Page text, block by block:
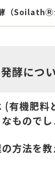
（SoilathⓇ
発酵につ
有機肥料
ものでし
方法を教